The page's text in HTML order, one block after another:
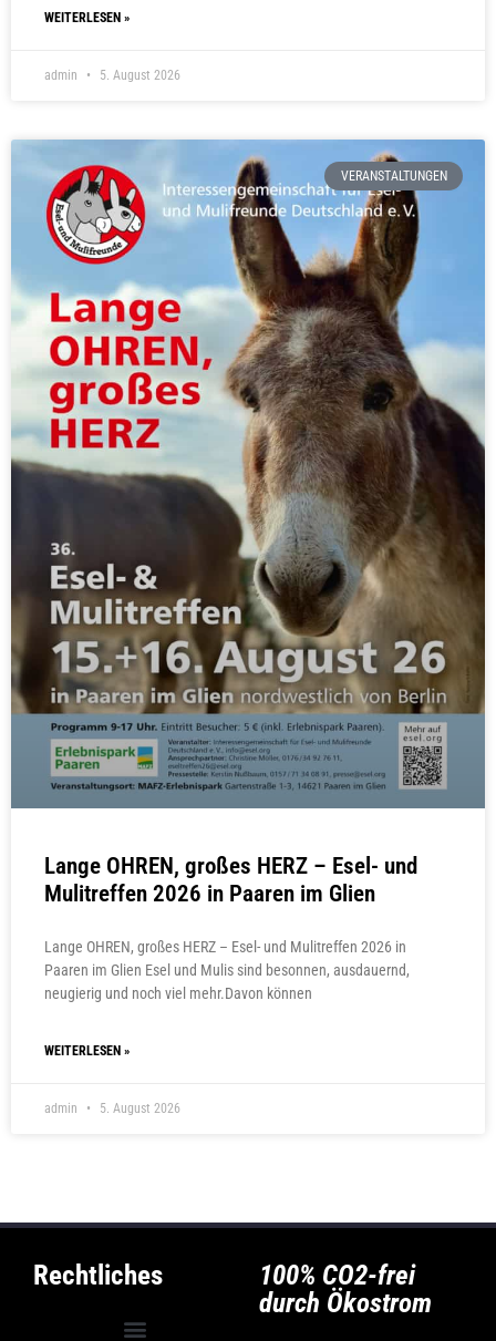
WEITERLESEN »
admin 5. August 2026
VERANSTALTUNGEN
Lange OHREN, großes HERZ – Esel- und
Mulitreffen 2026 in Paaren im Glien
Lange OHREN, großes HERZ – Esel- und Mulitreffen 2026 in
Paaren im Glien Esel und Mulis sind besonnen, ausdauernd,
neugierig und noch viel mehr.Davon können
WEITERLESEN »
admin 5. August 2026
Rechtliches
100% CO2-frei
durch Ökostrom